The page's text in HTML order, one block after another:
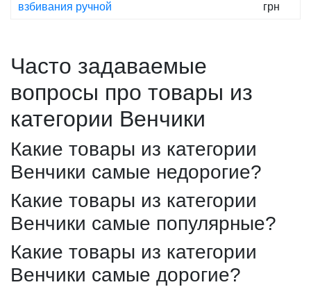
взбивания ручной
грн
Часто задаваемые
вопросы про товары из
категории Венчики
Какие товары из категории
Венчики самые недорогие?
Какие товары из категории
Венчики самые популярные?
Какие товары из категории
Венчики самые дорогие?